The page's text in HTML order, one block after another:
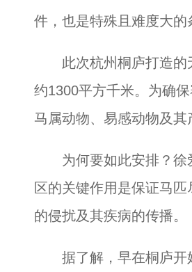
件，也是特殊且难度大的
此次杭州桐庐打造的
约1300平方千米。为确
马属动物、易感动物及
为何要如此安排？徐
区的关键作用是保证马
的侵扰及其疾病的传播。
据了解，早在桐庐开